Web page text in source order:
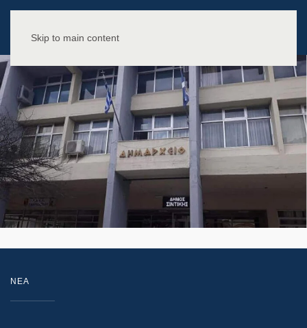
Skip to main content
NEA